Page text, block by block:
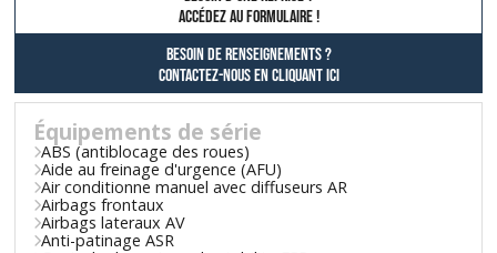
AccÉdez au formulaire !
Besoin de renseignements ?
contactez-nous en cliquant ici
Équipements de série
ABS (antiblocage des roues)
Aide au freinage d'urgence (AFU)
Air conditionne manuel avec diffuseurs AR
Airbags frontaux
Airbags lateraux AV
Anti-patinage ASR